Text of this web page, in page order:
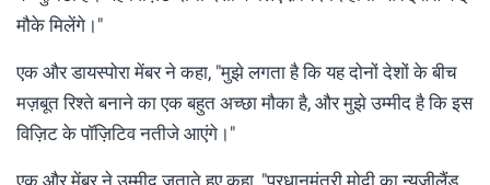
मौके मिलेंगे।"
एक और डायस्पोरा मेंबर ने कहा, "मुझे लगता है कि यह दोनों देशों के बीच
मज़बूत रिश्ते बनाने का एक बहुत अच्छा मौका है, और मुझे उम्मीद है कि इस
विज़िट के पॉज़िटिव नतीजे आएंगे।"